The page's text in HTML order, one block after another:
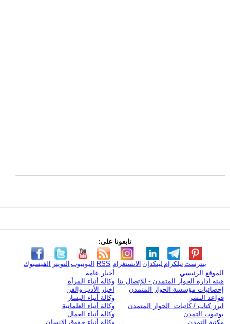
تابعونا على:
الفيسبوك التويتر اليوتيوب RSS الانستغرام لينكدإن تيلكرامبنترست
الموقع الرئيسي
هيئة ادارة الحوار المتمدن - للإتصال بنا
إحصائيات مؤسسة الحوار المتمدن
قواعد النشر
ابرز كتاب / كاتبات الحوار المتمدن
يوتيوب التمدن
مكتبة التمدن
أخبار عامة
وكالة أنباء المرأة
اخبار الأدب والفن
وكالة أنباء اليسار
وكالة أنباء العلمانية
وكالة أنباء العمال
وكالة أنباء حقوق الإنسان